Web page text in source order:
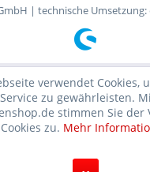
| technische
verwendet Cookies,
zu gewährleisten.
stimmen Sie der
Cookies zu. Mehr